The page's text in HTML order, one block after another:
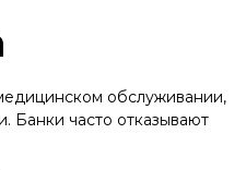
обслуживании,
Банки часто отказывают